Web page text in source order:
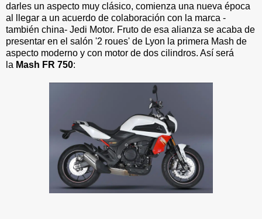
darles un aspecto muy clásico, comienza una nueva época
al llegar a un acuerdo de colaboración con la marca -
también china- Jedi Motor. Fruto de esa alianza se acaba de
presentar en el salón '2 roues' de Lyon la primera Mash de
aspecto moderno y con motor de dos cilindros. Así será
la Mash FR 750: